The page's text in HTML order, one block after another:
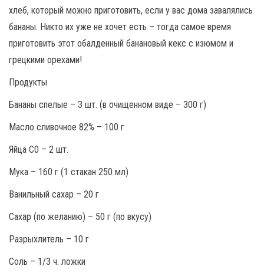
хлеб, который можно приготовить, если у вас дома завалялись
бананы. Никто их уже не хочет есть – тогда самое время
приготовить этот обалденный банановый кекс с изюмом и
грецкими орехами!
Продукты
Бананы спелые – 3 шт. (в очищенном виде – 300 г)
Масло сливочное 82% – 100 г
Яйца С0 – 2 шт.
Мука – 160 г (1 стакан 250 мл)
Ванильный сахар – 20 г
Сахар (по желанию) – 50 г (по вкусу)
Разрыхлитель – 10 г
Соль – 1/3 ч. ложки